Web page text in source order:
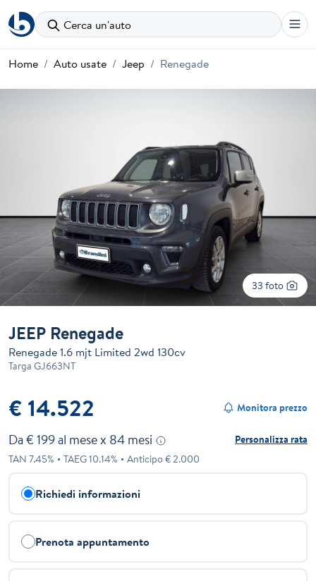
Cerca un'auto
Home Auto usate Jeep Renegade
33 foto
JEEP Renegade
Renegade 1.6 mjt Limited 2wd 130cv
Targa GJ663NT
€ 14.522 Monitora prezzo
Da € 199al mese x 84 mesi
Personalizza rata
TAN 7.45% TAEG10.14% Anticipo €2.000
Richiedi informazioni
Prenota appuntamento